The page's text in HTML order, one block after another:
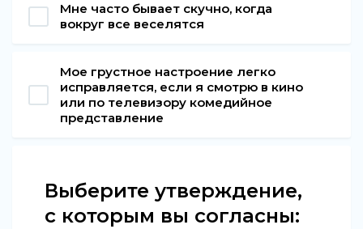
Мне часто бывает скучно, когда
вокруг все веселятся
Мое грустное настроение легко
исправляется, если я смотрю в кино
или по телевизору комедийное
представление
Выберите утверждение,
с которым вы согласны: